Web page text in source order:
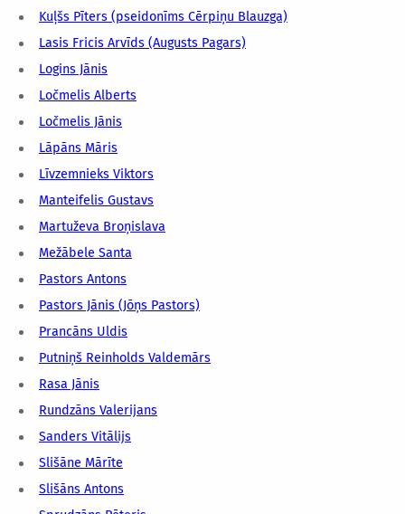
Kuļšs Pīters (pseidonīms Cērpiņu Blauzga)
Lasis Fricis Arvīds (Augusts Pagars)
Logins Jānis
Ločmelis Alberts
Ločmelis Jānis
Lāpāns Māris
Līvzemnieks Viktors
Manteifelis Gustavs
Martuževa Broņislava
Mežābele Santa
Pastors Antons
Pastors Jānis (Jōņs Pastors)
Prancāns Uldis
Putniņš Reinholds Valdemārs
Rasa Jānis
Rundzāns Valerijans
Sanders Vitālijs
Slišāne Mārīte
Slišāns Antons